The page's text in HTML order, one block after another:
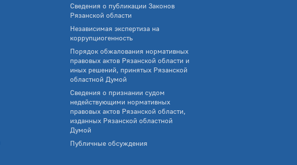
Сведения о публикации Законов
Рязанской области
Независимая экспертиза на
коррупциогенность
Порядок обжалования нормативных
правовых актов Рязанской области и
иных решений, принятых Рязанской
областной Думой
Сведения о признании судом
недействующими нормативных
правовых актов Рязанской области,
изданных Рязанской областной
Думой
Публичные обсуждения